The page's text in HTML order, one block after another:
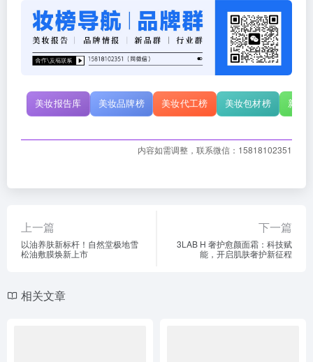
美妆报告库 美妆品牌榜 美妆代工榜 美妆包材榜 新原
内容如需调整，联系微信：15818102351
上一篇
以油养肤新标杆！自然堂极地雪
松油敷膜焕新上市
下一篇
3LAB H 奢护愈颜面霜：科技赋
能，开启肌肤奢护新征程
相关文章